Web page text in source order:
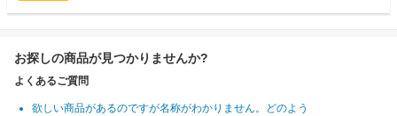
お探しの商品が見つかりませんか?
よくあるご質問
欲しい商品があるのですが名称がわかりません。どのよう